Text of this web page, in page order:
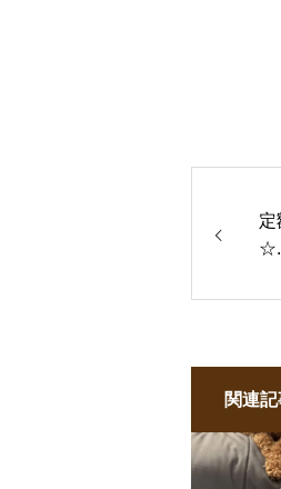
定
☆.
関連